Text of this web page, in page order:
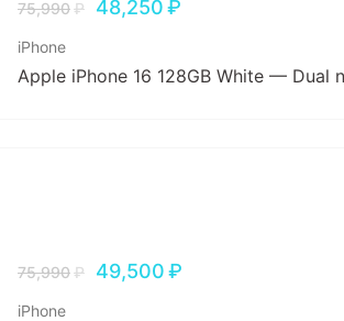
75,990₽ 48,250₽
iPhone
Apple iPhone 16 128GB White — Dual
75,990₽ 49,500₽
iPhone